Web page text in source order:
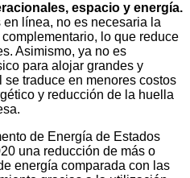
espacio y energía.
línea, no es necesaria la
lo que reduce
Asimismo, ya no es
para alojar grandes y
traduce en menores costos
y reducción de la huella
de Energía de Estados
una reducción de más o
energía comparada con las